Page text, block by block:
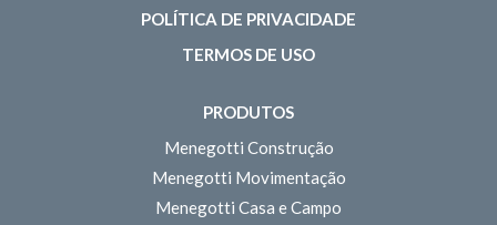
POLÍTICA DE PRIVACIDADE
TERMOS DE USO
PRODUTOS
Menegotti Construção
Menegotti Movimentação
Menegotti Casa e Campo